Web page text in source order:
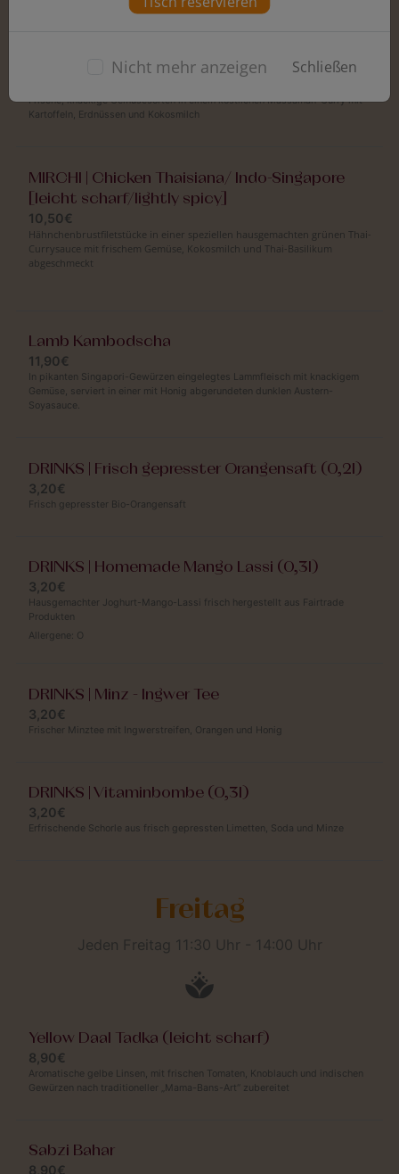
MIRCHI | Veg Massaman / Indo-Thai
Frische, knackige Gemüsesorten in einem köstlichen Massaman-Curry mit
Kartoffeln, Erdnüssen und Kokosmilch
MIRCHI | Chicken Thaisiana/ Indo-Singapore
[leicht scharf/lightly spicy]
10,50€
Hähnchenbrustfiletstücke in einer speziellen hausgemachten grünen Thai-
Currysauce mit frischem Gemüse, Kokosmilch und Thai-Basilikum
abgeschmeckt
Lamb Kambodscha
11,90€
In pikanten Singapori-Gewürzen eingelegtes Lammfleisch mit knackigem
Gemüse, serviert in einer mit Honig abgerundeten dunklen Austern-
Soyasauce.
DRINKS | Frisch gepresster Orangensaft (0,2l)
3,20€
Frisch gepresster Bio-Orangensaft
DRINKS | Homemade Mango Lassi (0,3l)
3,20€
Hausgemachter Joghurt-Mango-Lassi frisch hergestellt aus Fairtrade
Produkten
Allergene: O
DRINKS | Minz - Ingwer Tee
3,20€
Frischer Minztee mit Ingwerstreifen, Orangen und Honig
DRINKS | Vitaminbombe (0,3l)
3,20€
Erfrischende Schorle aus frisch gepressten Limetten, Soda und Minze
Freitag
Jeden Freitag 11:30 Uhr - 14:00 Uhr
Yellow Daal Tadka (leicht scharf)
8,90€
Aromatische gelbe Linsen, mit frischen Tomaten, Knoblauch und indischen
Gewürzen nach traditioneller „Mama-Bans-Art“ zubereitet
Sabzi Bahar
8,90€
Nicht mehr anzeigen Schließen